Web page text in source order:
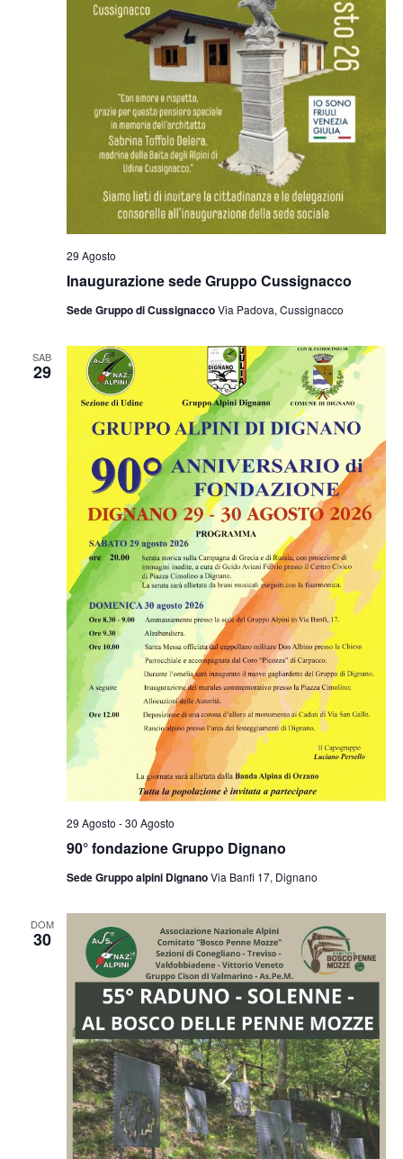
Inaugurazione sede Gruppo Cussignacco
29 Agosto
Sede Gruppo di CussignaccoVia Padova, Cussignacco
SAB
29
90° fondazione Gruppo Dignano
29 Agosto -30 Agosto
Sede Gruppo alpini DignanoVia Banfi 17, Dignano
DOM
30